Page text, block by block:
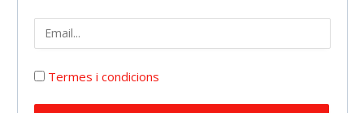
Termes i condicions